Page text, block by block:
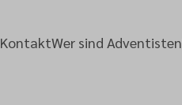
KontaktWer sind Adventisten